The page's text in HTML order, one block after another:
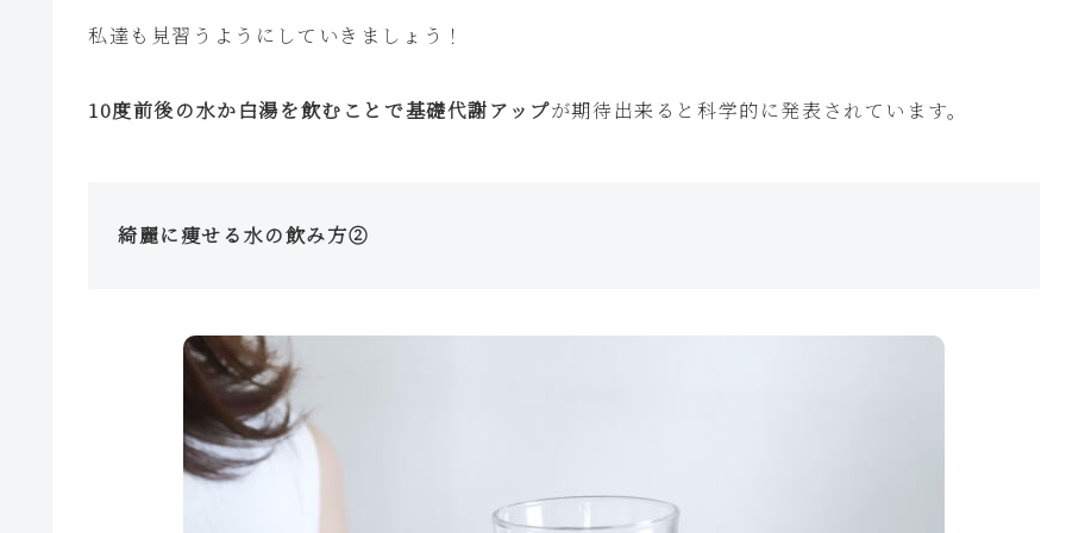
私達も見習うようにしていきましょう！
10度前後の水か白湯を飲むことで基礎代謝アップが期待出来ると科学的に発表されています。
綺麗に痩せる水の飲み方②